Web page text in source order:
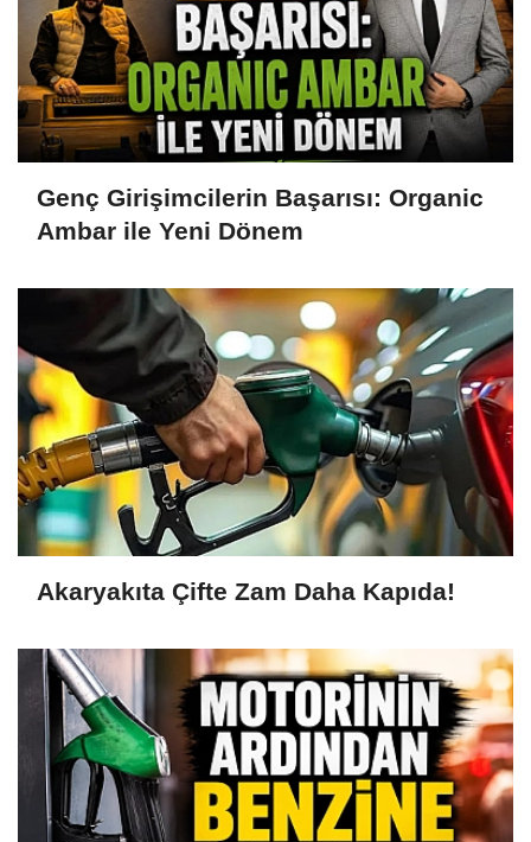
Genç Girişimcilerin Başarısı: Organic
Ambar ile Yeni Dönem
Akaryakıta Çifte Zam Daha Kapıda!